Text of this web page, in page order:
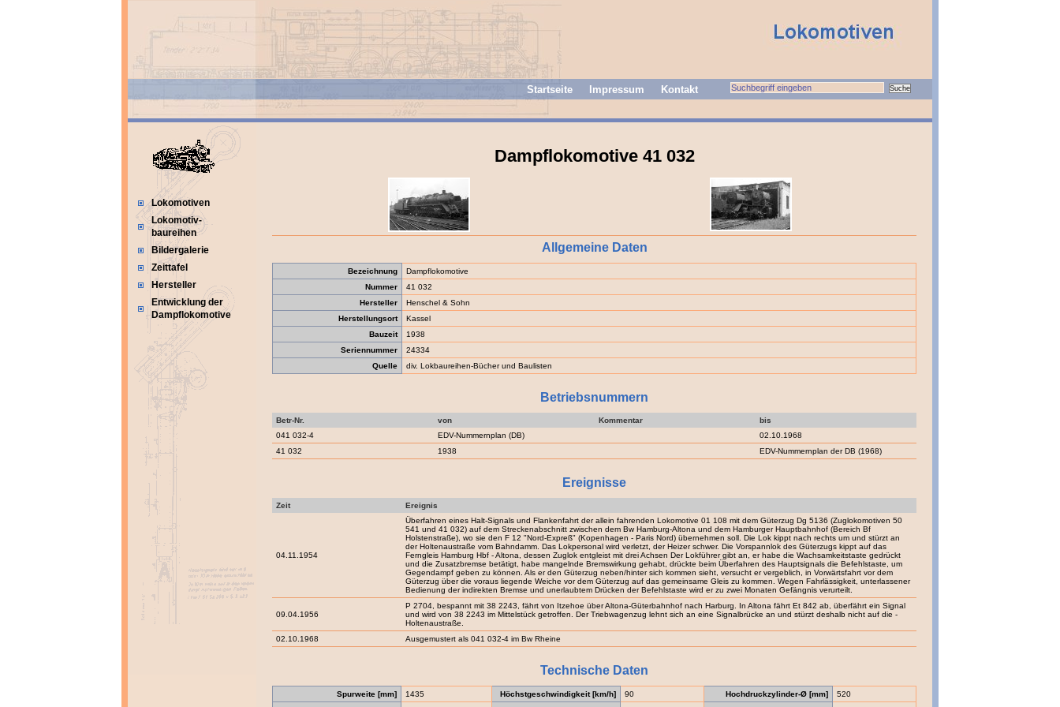
Startseite Impressum Kontakt
Lokomotiven
Lokomotiv-
baureihen
Bildergalerie
Zeittafel
Hersteller
Entwicklung der
Dampflokomotive
Dampflokomotive 41 032
Allgemeine Daten
Bezeichnung
Dampflokomotive
Nummer
41 032
Hersteller
Henschel & Sohn
Herstellungsort
Kassel
Bauzeit
1938
Seriennummer
24334
Quelle
div. Lokbaureihen-Bücher und Baulisten
Betriebsnummern
Betr-Nr. von Kommentar
bis
041 032-4
EDV-Nummernplan (DB)
02.10.1968
41 032
1938 EDV-Nummernplan der DB (1968)
Ereignisse
Zeit Ereignis
04.11.1954
Überfahren eines Halt-Signals und Flankenfahrt der allein fahrenden Lokomotive 01 108 mit dem Güterzug Dg 5136 (Zuglokomotiven 50
541 und 41 032) auf dem Streckenabschnitt zwischen dem Bw Hamburg-Altona und dem Hamburger Hauptbahnhof (Bereich Bf
Holstenstraße), wo sie den F 12 "Nord-Expreß" (Kopenhagen - Paris Nord) übernehmen soll. Die Lok kippt nach rechts um und stürzt an
der Holtenaustraße vom Bahndamm. Das Lokpersonal wird verletzt, der Heizer schwer. Die Vorspannlok des Güterzugs kippt auf das
Ferngleis Hamburg Hbf - Altona, dessen Zuglok entgleist mit drei Achsen Der Lokführer gibt an, er habe die Wachsamkeitstaste gedrückt
und die Zusatzbremse betätigt, habe mangelnde Bremswirkung gehabt, drückte beim Überfahren des Hauptsignals die Befehlstaste, um
Gegendampf geben zu können. Als er den Güterzug neben/hinter sich kommen sieht, versucht er vergeblich, in Vorwärtsfahrt vor dem
Güterzug über die voraus liegende Weiche vor dem Güterzug auf das gemeinsame Gleis zu kommen. Wegen Fahrlässigkeit, unterlassener
Bedienung der indirekten Bremse und unerlaubtem Drücken der Befehlstaste wird er zu zwei Monaten Gefängnis verurteilt.
09.04.1956
P 2704, bespannt mit 38 2243, fährt von Itzehoe über Altona-Güterbahnhof nach Harburg. In Altona fährt Et 842 ab, überfährt ein Signal
und wird von 38 2243 im Mittelstück getroffen. Der Triebwagenzug lehnt sich an eine Signalbrücke an und stürzt deshalb nicht auf die -
Holtenaustraße.
02.10.1968
Ausgemustert als 041 032-4 im Bw Rheine
Technische Daten
Spurweite [mm] 1435 Höchstgeschwindigkeit [km/h] 90 Hochdruckzylinder-Ø [mm]
520